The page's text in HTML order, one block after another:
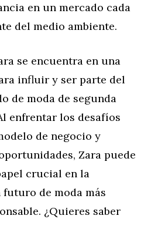
en un mercado cada
del medio ambiente.
se encuentra en una
influir y ser parte del
de moda de segunda
enfrentar los desafíos
de negocio y
Zara puede
crucial en la
de moda más
¿Quieres saber